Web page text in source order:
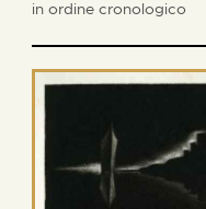
in ordine cronologico